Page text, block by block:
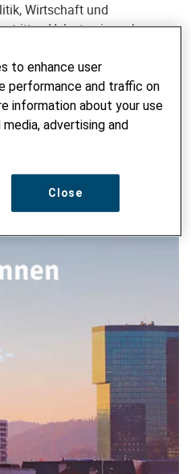
Wirtschaft und
er Helvetas in mehreren
Parlamentarierinnen und
to enhance user
performance and traffic on
information about your use
advertising and
Close